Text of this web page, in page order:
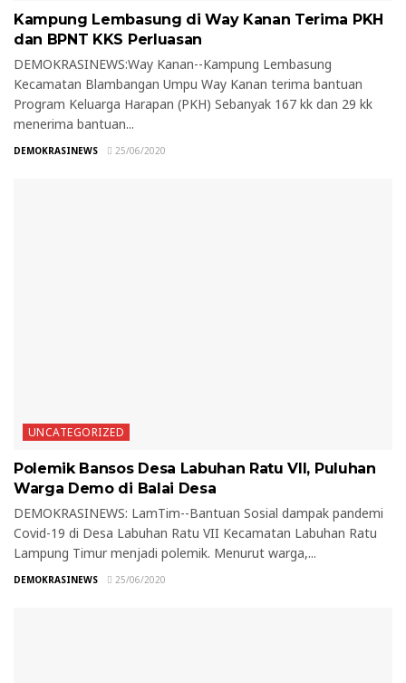
Kampung Lembasung di Way Kanan Terima PKH
dan BPNT KKS Perluasan
DEMOKRASINEWS:Way Kanan--Kampung Lembasung
Kecamatan Blambangan Umpu Way Kanan terima bantuan
Program Keluarga Harapan (PKH) Sebanyak 167 kk dan 29 kk
menerima bantuan...
DEMOKRASINEWS 25/06/2020
UNCATEGORIZED
Polemik Bansos Desa Labuhan Ratu VII, Puluhan
Warga Demo di Balai Desa
DEMOKRASINEWS: LamTim--Bantuan Sosial dampak pandemi
Covid-19 di Desa Labuhan Ratu VII Kecamatan Labuhan Ratu
Lampung Timur menjadi polemik. Menurut warga,...
DEMOKRASINEWS 25/06/2020